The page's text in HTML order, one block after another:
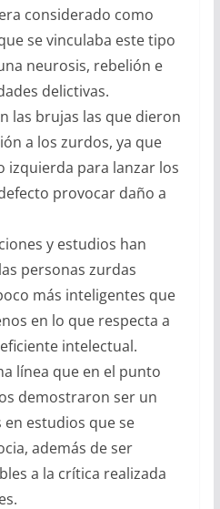
considerado como
se vinculaba este tipo
neurosis, rebelión e
delictivas.
las brujas las que dieron
a los zurdos, ya que
izquierda para lanzar los
provocar daño a
y estudios han
personas zurdas
más inteligentes que
en lo que respecta a
intelectual.
línea que en el punto
demostraron ser un
estudios que se
además de ser
a la crítica realizada